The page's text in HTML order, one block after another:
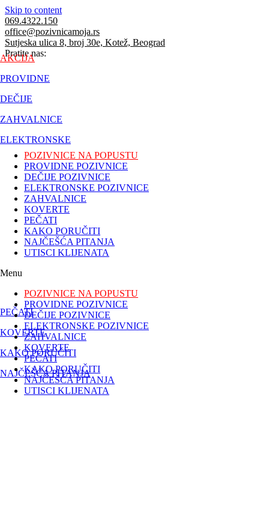
Skip to content
069.4322.150
office@pozivnicamoja.rs
Sutjeska ulica 8, broj 30e, Kotež, Beograd
Pratite nas:
AKCIJA
PROVIDNE
DEČIJE
ZAHVALNICE
ELEKTRONSKE
PEČATI
KOVERTE
KAKO PORUČITI
NAJČEŠĆA PITANJA
POZIVNICE NA POPUSTU
PROVIDNE POZIVNICE
DEČIJE POZIVNICE
ELEKTRONSKE POZIVNICE
ZAHVALNICE
KOVERTE
PEČATI
KAKO PORUČITI
NAJČEŠĆA PITANJA
UTISCI KLIJENATA
Menu
POZIVNICE NA POPUSTU
PROVIDNE POZIVNICE
DEČIJE POZIVNICE
ELEKTRONSKE POZIVNICE
ZAHVALNICE
KOVERTE
PEČATI
KAKO PORUČITI
NAJČEŠĆA PITANJA
UTISCI KLIJENATA